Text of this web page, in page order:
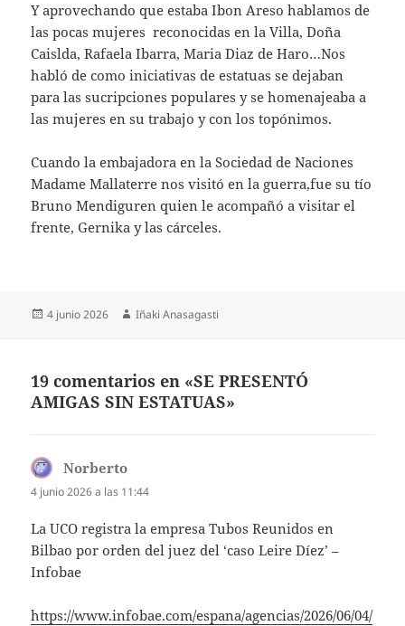
Y aprovechando que estaba Ibon Areso hablamos de
las pocas mujeres reconocidas en la Villa, Doña
Caislda, Rafaela Ibarra, Maria Diaz de Haro…Nos
habló de como iniciativas de estatuas se dejaban
para las sucripciones populares y se homenajeaba a
las mujeres en su trabajo y con los topónimos.
Cuando la embajadora en la Sociedad de Naciones
Madame Mallaterre nos visitó en la guerra,fue su tío
Bruno Mendiguren quien le acompañó a visitar el
frente, Gernika y las cárceles.
Publicado
4 junio 2026 Autor
Iñaki Anasagasti
19 comentarios en «SE PRESENTÓ
AMIGAS SIN ESTATUAS»
Norberto
4 junio 2026 a las 11:44
La UCO registra la empresa Tubos Reunidos en
Bilbao por orden del juez del ‘caso Leire Díez’ –
Infobae
https://www.infobae.com/espana/agencias/2026/06/04/